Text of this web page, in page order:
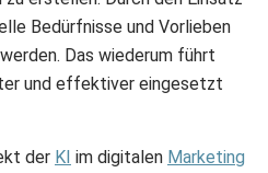
Bedürfnisse und Vorlieben
Das wiederum führt
und effektiver eingesetzt
der KI im digitalen Marketing